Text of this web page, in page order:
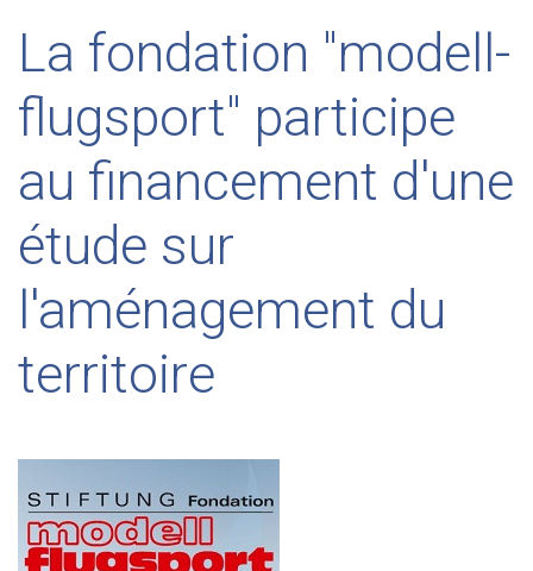
La fondation "modell-
flugsport" participe
au financement d'une
étude sur
l'aménagement du
territoire